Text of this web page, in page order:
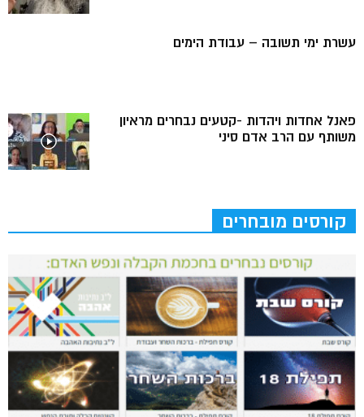
עשרת ימי תשובה – עבודת הימים
פאנל אחדות ויהדות -קטעים נבחרים מראיון
משותף עם הרב אדם סיני
קורסים מובחרים